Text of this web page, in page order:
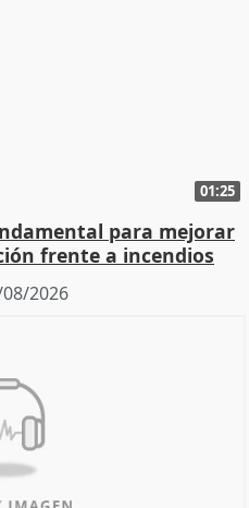
01:25
para mejorar
frente a incendios
2026